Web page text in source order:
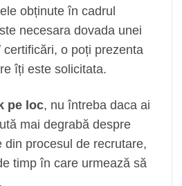
obținute în cadrul
necesara dovada unei
o poți prezenta
îți este solicitata.
pe loc, nu întreba daca ai
mai degrabă despre
din procesul de recrutare,
timp în care urmează să